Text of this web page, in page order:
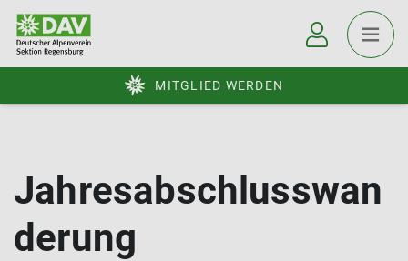
MITGLIED WERDEN
Jahresabschlusswan
derung